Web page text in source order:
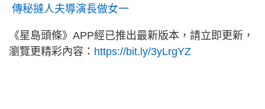
傳秘撻人夫導演長做女一
《星島頭條》APP經已推出最新版本，請立即更新，
瀏覽更精彩內容： https://bit.ly/3yLrgYZ